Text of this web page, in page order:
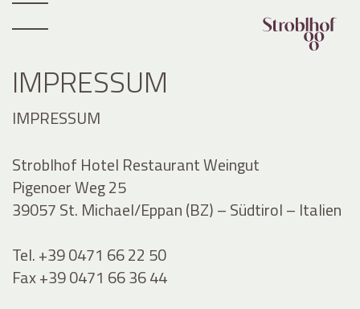
IMPRESSUM
IMPRESSUM
Stroblhof Hotel Restaurant Weingut
Pigenoer Weg 25
39057 St. Michael/Eppan (BZ) – Südtirol – Italien
Tel. +39 0471 66 22 50
Fax +39 0471 66 36 44